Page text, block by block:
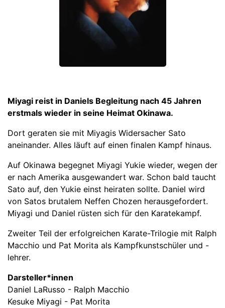
Miyagi reist in Daniels Begleitung nach 45 Jahren
erstmals wieder in seine Heimat Okinawa.
Dort geraten sie mit Miyagis Widersacher Sato
aneinander. Alles läuft auf einen finalen Kampf hinaus.
Auf Okinawa begegnet Miyagi Yukie wieder, wegen der
er nach Amerika ausgewandert war. Schon bald taucht
Sato auf, den Yukie einst heiraten sollte. Daniel wird
von Satos brutalem Neffen Chozen herausgefordert.
Miyagi und Daniel rüsten sich für den Karatekampf.
Zweiter Teil der erfolgreichen Karate-Trilogie mit Ralph
Macchio und Pat Morita als Kampfkunstschüler und -
lehrer.
Darsteller*innen
Daniel LaRusso - Ralph Macchio
Kesuke Miyagi - Pat Morita